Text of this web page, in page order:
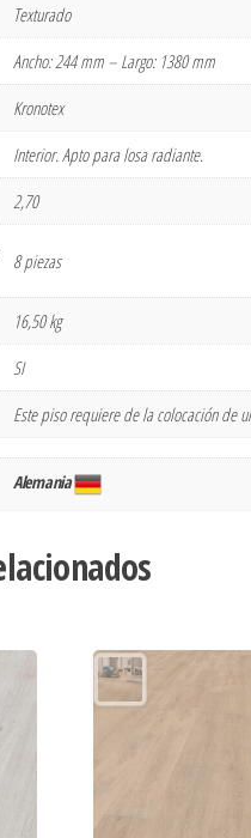
Texturado
Ancho: 244 mm – Largo: 1380 mm
Kronotex
Interior. Apto para losa radiante.
2,70
8 piezas
16,50 kg
SI
Este piso requiere de la colocación de
Alemania